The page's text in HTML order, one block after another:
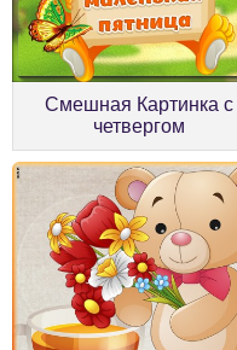
Смешная Картинка с
четвергом